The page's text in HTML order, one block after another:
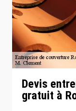
Devis
gratuit à